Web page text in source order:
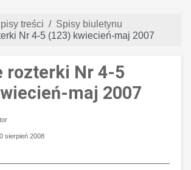
treści
Spisy biuletynu
Nr 4-5 (123) kwiecień-maj 2007
rozterki Nr 4-5
maj 2007
sierpień 2008